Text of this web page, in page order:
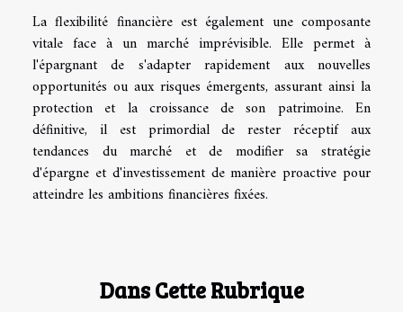
La flexibilité financière est également une composante
vitale face à un marché imprévisible. Elle permet à
l'épargnant de s'adapter rapidement aux nouvelles
opportunités ou aux risques émergents, assurant ainsi la
protection et la croissance de son patrimoine. En
définitive, il est primordial de rester réceptif aux
tendances du marché et de modifier sa stratégie
d'épargne et d'investissement de manière proactive pour
atteindre les ambitions financières fixées.
Dans Cette Rubrique